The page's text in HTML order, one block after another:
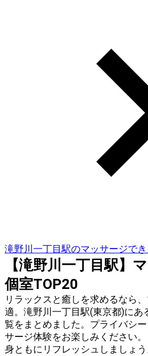
滝野川一丁目駅のマッサージで
【滝野川一丁目駅】
個室TOP20
リラックスと癒しを求めるなら
適。滝野川一丁目駅(東京都)にあ
覧をまとめました。プライバシ
サージ体験をお楽しみください
身ともにリフレッシュしましょう